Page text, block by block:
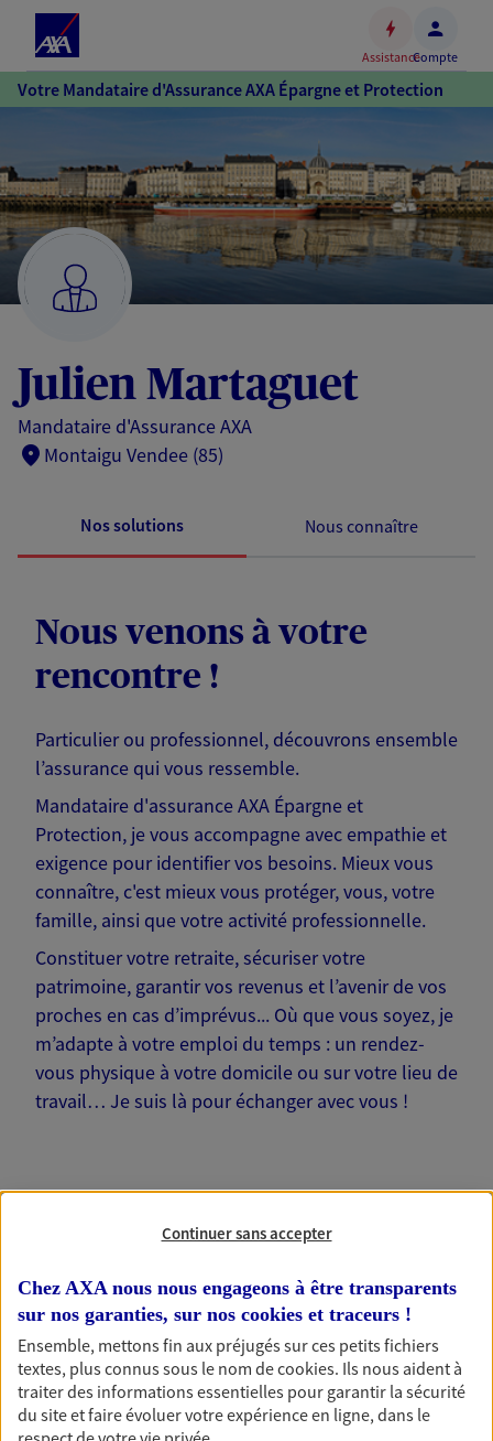
Accéder
au
Accéder
au
pied
de
AssistanceCompte
Votre Mandataire d'Assurance AXA Épargne et Protection
Julien Martaguet
Mandataire d'Assurance AXA
Montaigu Vendee (85)
Nos solutions Nous connaître
Nous venons à votre
rencontre !
Particulier ou professionnel, découvrons ensemble
l’assurance qui vous ressemble.
Mandataire d'assurance AXA Épargne et
Protection, je vous accompagne avec empathie et
exigence pour identifier vos besoins. Mieux vous
connaître, c'est mieux vous protéger, vous, votre
famille, ainsi que votre activité professionnelle.
Constituer votre retraite, sécuriser votre
patrimoine, garantir vos revenus et l’avenir de vos
proches en cas d’imprévus... Où que vous soyez, je
m’adapte à votre emploi du temps : un rendez-
vous physique à votre domicile ou sur votre lieu de
travail… Je suis là pour échanger avec vous !
Nos offres phares
Épargne
Réalisez vos projets grâce à votre épargne : achat
immobilier, études des enfants ou voyage autour
du monde… Épargnez à votre rythme et
Continuer sans accepter
Chez AXA nous nous engageons à être transparents
sur nos garanties, sur nos cookies et traceurs !
Ensemble, mettons fin aux préjugés sur ces petits fichiers
textes, plus connus sous le nom decookies. Ils nous aident à
traiter des informations essentielles pour garantir la sécurité
du site et faire évoluer votre expérience en ligne, dans le